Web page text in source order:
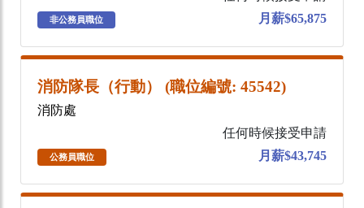
非公務員職位 月薪$65,875
消防隊長（行動） (職位編號: 45542)
消防處
任何時候接受申請
公務員職位 月薪$43,745